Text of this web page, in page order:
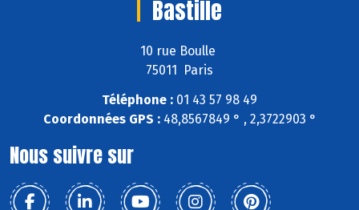
Bastille
10 rue Boulle
75011 Paris
Téléphone : 01 43 57 98 49
Coordonnées GPS :48,8567849 ° , 2,3722903 °
Nous suivre sur